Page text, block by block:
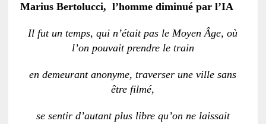
Marius Bertolucci, l’homme diminué par l’IA
Il fut un temps, qui n’était pas le Moyen Âge, où
l’on pouvait prendre le train
en demeurant anonyme, traverser une ville sans
être filmé,
se sentir d’autant plus libre qu’on ne laissait